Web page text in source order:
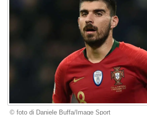
© foto di Daniele Buffa/Image Sport